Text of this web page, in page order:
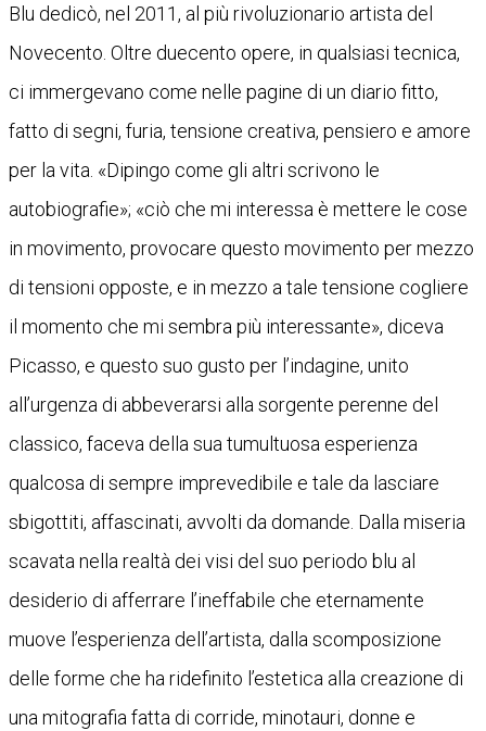
Blu dedicò, nel 2011, al più rivoluzionario artista del
Novecento. Oltre duecento opere, in qualsiasi tecnica,
ci immergevano come nelle pagine di un diario fitto,
fatto di segni, furia, tensione creativa, pensiero e amore
per la vita. «Dipingo come gli altri scrivono le
autobiografie»; «ciò che mi interessa è mettere le cose
in movimento, provocare questo movimento per mezzo
di tensioni opposte, e in mezzo a tale tensione cogliere
il momento che mi sembra più interessante», diceva
Picasso, e questo suo gusto per l’indagine, unito
all’urgenza di abbeverarsi alla sorgente perenne del
classico, faceva della sua tumultuosa esperienza
qualcosa di sempre imprevedibile e tale da lasciare
sbigottiti, affascinati, avvolti da domande. Dalla miseria
scavata nella realtà dei visi del suo periodo blu al
desiderio di afferrare l’ineffabile che eternamente
muove l’esperienza dell’artista, dalla scomposizione
delle forme che ha ridefinito l’estetica alla creazione di
una mitografia fatta di corride, minotauri, donne e